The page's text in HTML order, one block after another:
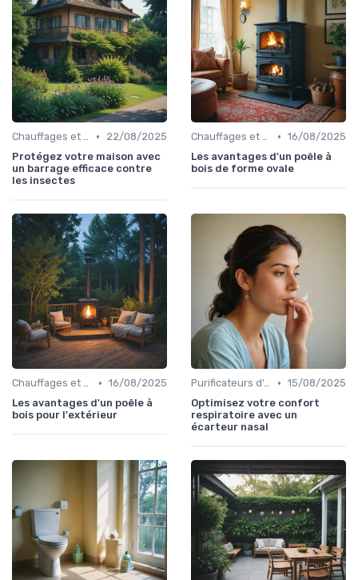
Chauffages et Climatiseurs •
22/08/2025
Protégez votre maison avec
un barrage efficace contre
les insectes
Chauffages et Climatiseurs • 16/08/2025
Les avantages d'un poêle à
bois de forme ovale
Chauffages et Climatiseurs • 16/08/2025
Les avantages d'un poêle à
bois pour l'extérieur
Purificateurs d'Air et Humidificateurs • 15/08/2025
Optimisez votre confort
respiratoire avec un
écarteur nasal